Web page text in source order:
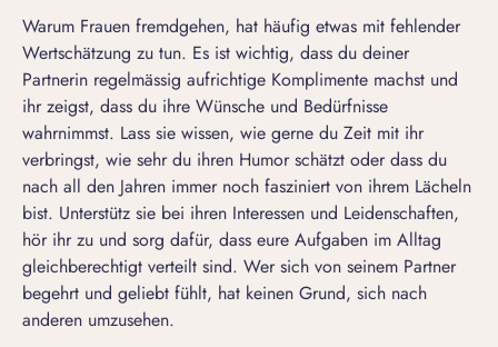
Warum Frauen fremdgehen, hat häufig etwas mit fehlender
Wertschätzung zu tun. Es ist wichtig, dass du deiner
Partnerin regelmässig aufrichtige Komplimente machst und
ihr zeigst, dass du ihre Wünsche und Bedürfnisse
wahrnimmst. Lass sie wissen, wie gerne du Zeit mit ihr
verbringst, wie sehr du ihren Humor schätzt oder dass du
nach all den Jahren immer noch fasziniert von ihrem Lächeln
bist. Unterstütz sie bei ihren Interessen und Leidenschaften,
hör ihr zu und sorg dafür, dass eure Aufgaben im Alltag
gleichberechtigt verteilt sind. Wer sich von seinem Partner
begehrt und geliebt fühlt, hat keinen Grund, sich nach
anderen umzusehen.